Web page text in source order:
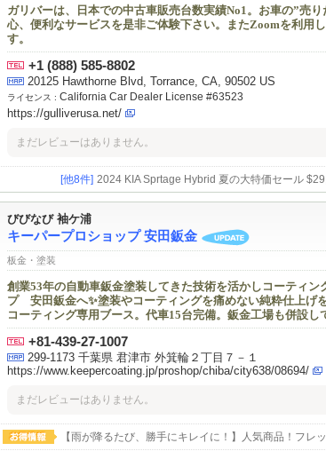
ガリバーは、日本での中古車販売台数実績No1。お車の”売
心、便利なサービスを是非ご体験下さい。またZoomを利用
す。
+1 (888) 585-8802
20125 Hawthorne Blvd, Torrance, CA, 90502 US
ライセンス : California Car Dealer License #63523
https://gulliverusa.net/
まだレビューはありません。
[他8件] 2024 KIA Sprtage Hybrid 夏の大特価セール
びびなび 袖ケ浦
キーパープロショップ 安田鈑金
板金・塗装
創業53年の自動車鈑金塗装してきた技術を活かしコーティ
プ 安田鈑金へ✨塗装やコーティングを痛めない純粋仕上げ
コーティング専用ブース。代車15台完備。鈑金工場も併設し
+81-439-27-1007
299-1173 千葉県 君津市 外箕輪２丁目７－１
https://www.keepercoating.jp/proshop/chiba/city638/08694/
まだレビューはありません。
【雨が降るたび、勝手にキレイに！】人気商品！フレ